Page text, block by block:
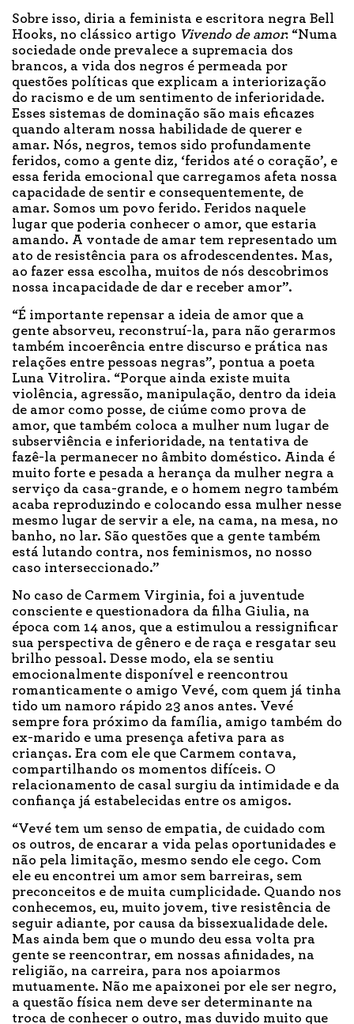
Sobre isso, diria a feminista e escritora negra Bell
Hooks, no clássico artigo Vivendo de amor: “Numa
sociedade onde prevalece a supremacia dos
brancos, a vida dos negros é permeada por
questões políticas que explicam a interiorização
do racismo e de um sentimento de inferioridade.
Esses sistemas de dominação são mais eficazes
quando alteram nossa habilidade de querer e
amar. Nós, negros, temos sido profundamente
feridos, como a gente diz, ‘feridos até o coração’, e
essa ferida emocional que carregamos afeta nossa
capacidade de sentir e consequentemente, de
amar. Somos um povo ferido. Feridos naquele
lugar que poderia conhecer o amor, que estaria
amando. A vontade de amar tem representado um
ato de resistência para os afrodescendentes. Mas,
ao fazer essa escolha, muitos de nós descobrimos
nossa incapacidade de dar e receber amor”.
“É importante repensar a ideia de amor que a
gente absorveu, reconstruí-la, para não gerarmos
também incoerência entre discurso e prática nas
relações entre pessoas negras”, pontua a poeta
Luna Vitrolira. “Porque ainda existe muita
violência, agressão, manipulação, dentro da ideia
de amor como posse, de ciúme como prova de
amor, que também coloca a mulher num lugar de
subserviência e inferioridade, na tentativa de
fazê-la permanecer no âmbito doméstico. Ainda é
muito forte e pesada a herança da mulher negra a
serviço da casa-grande, e o homem negro também
acaba reproduzindo e colocando essa mulher nesse
mesmo lugar de servir a ele, na cama, na mesa, no
banho, no lar. São questões que a gente também
está lutando contra, nos feminismos, no nosso
caso interseccionado.”
No caso de Carmem Virginia, foi a juventude
consciente e questionadora da filha Giulia, na
época com 14 anos, que a estimulou a ressignificar
sua perspectiva de gênero e de raça e resgatar seu
brilho pessoal. Desse modo, ela se sentiu
emocionalmente disponível e reencontrou
romanticamente o amigo Vevé, com quem já tinha
tido um namoro rápido 23 anos antes. Vevé
sempre fora próximo da família, amigo também do
ex-marido e uma presença afetiva para as
crianças. Era com ele que Carmem contava,
compartilhando os momentos difíceis. O
relacionamento de casal surgiu da intimidade e da
confiança já estabelecidas entre os amigos.
“Vevé tem um senso de empatia, de cuidado com
os outros, de encarar a vida pelas oportunidades e
não pela limitação, mesmo sendo ele cego. Com
ele eu encontrei um amor sem barreiras, sem
preconceitos e de muita cumplicidade. Quando nos
conhecemos, eu, muito jovem, tive resistência de
seguir adiante, por causa da bissexualidade dele.
Mas ainda bem que o mundo deu essa volta pra
gente se reencontrar, em nossas afinidades, na
religião, na carreira, para nos apoiarmos
mutuamente. Não me apaixonei por ele ser negro,
a questão física nem deve ser determinante na
troca de conhecer o outro, mas duvido muito que